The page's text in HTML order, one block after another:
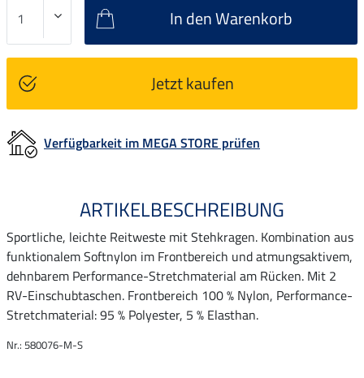
In den Warenkorb
Jetzt kaufen
Verfügbarkeit im MEGA STORE prüfen
ARTIKELBESCHREIBUNG
Sportliche, leichte Reitweste mit Stehkragen. Kombination aus
funktionalem Softnylon im Frontbereich und atmungsaktivem,
dehnbarem Performance-Stretchmaterial am Rücken. Mit 2
RV-Einschubtaschen. Frontbereich 100 % Nylon, Performance-
Stretchmaterial: 95 % Polyester, 5 % Elasthan.
Nr.: 580076-M-S